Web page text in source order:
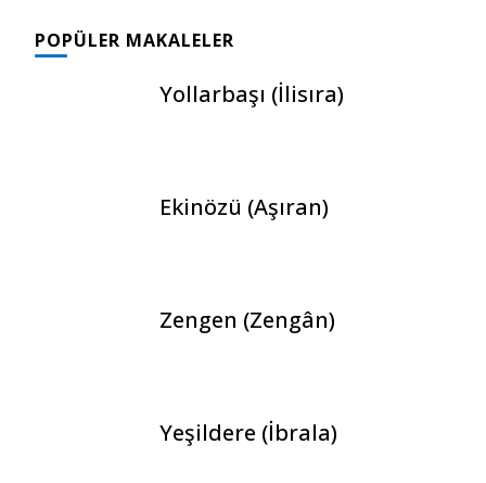
POPÜLER MAKALELER
Yollarbaşı (İlisıra)
Ekinözü (Aşıran)
Zengen (Zengân)
Yeşildere (İbrala)